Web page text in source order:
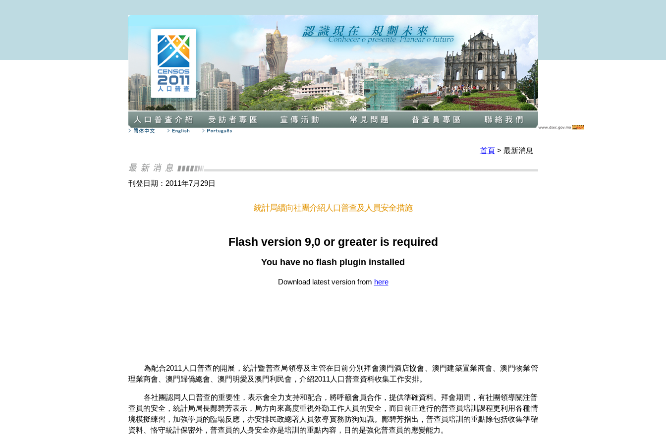
首頁> 最新消息
刊登日期：2011年7月29日
統計局續向社團介紹人口普查及人員安全措施
Flash version 9,0 or greater is required
You have no flash plugin installed
Download latest version from here
為配合2011人口普查的開展，統計暨普查局領導及主管在日前分別拜會澳門酒店協會、澳門建築置業商會、澳門物業管
理業商會、澳門歸僑總會、澳門明愛及澳門利民會，介紹2011人口普查資料收集工作安排。
各社團認同人口普查的重要性，表示會全力支持和配合，將呼籲會員合作，提供準確資料。拜會期間，有社團領導關注普
查員的安全，統計局局長鄺碧芳表示，局方向來高度重視外勤工作人員的安全，而目前正進行的普查員培訓課程更利用各種情
境模擬練習，加強學員的臨場反應，亦安排民政總署人員敎導實務防狗知識。鄺碧芳指出，普查員培訓的重點除包括收集準確
資料、恪守統計保密外，普查員的人身安全亦是培訓的重點內容，目的是強化普查員的應變能力。